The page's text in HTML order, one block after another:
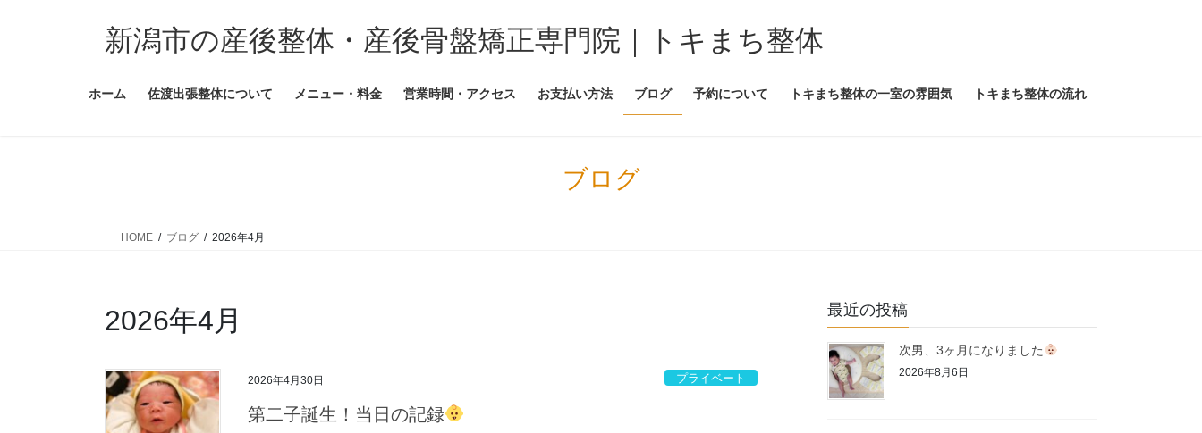
新潟市の産後整体・産後骨盤矯正専門院｜トキまち整体
ホーム 佐渡出張整体について メニュー・料金 営業時間・アクセス お支払い方法 ブログ 予約について トキまち整体の一室の雰囲気 トキまち整体の流れ
ブログ
HOME ブログ 2026年4月
2026年4月
2026年4月30日 プライベート
第二子誕生！当日の記録
最近の投稿
次男、3ヶ月になりました
2026年8月6日